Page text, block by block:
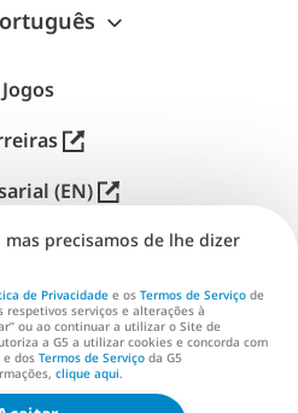
体
中
Jogos
(EN)
(EN)
nos (EN)
precisamos de lhe dizer
de Privacidade e os Termos de Serviço de
serviços e alterações à
ou ao continuar a utilizar o Site de
a G5 a utilizar cookies e concorda com
e dos Termos de Serviço da G5
clique aqui.